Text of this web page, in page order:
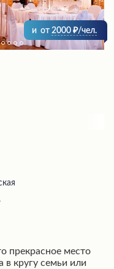
и от 2000 /чел.
прекрасное место
в кругу семьи или